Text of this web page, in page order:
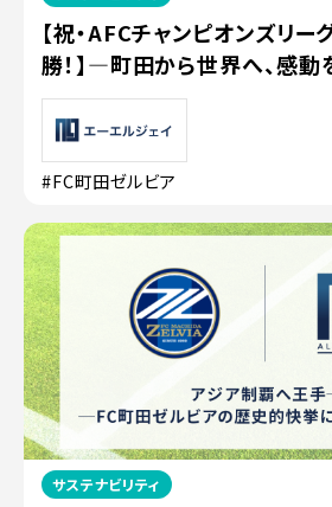
【祝・AFCチャンピオンズリー
勝！】—町田から世界へ、感動
#FC町田ゼルビア
サステナビリティ